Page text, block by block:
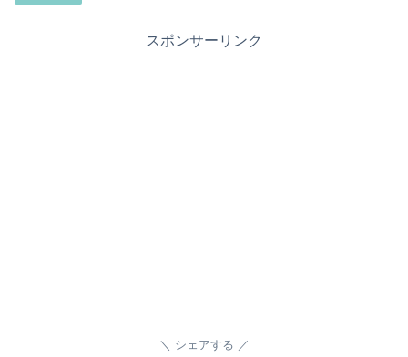
スポンサーリンク
シェアする